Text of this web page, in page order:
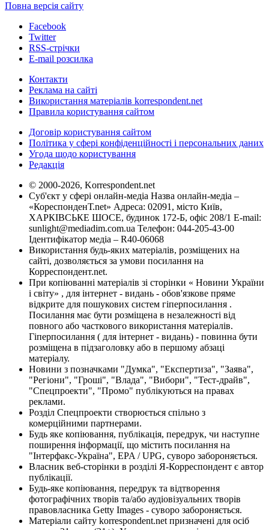
Повна версія сайту
Facebook
Twitter
RSS-стрічки
E-mail розсилка
Контакти
Реклама на сайті
Використання матеріалів korrespondent.net
Правила користування сайтом
Договір користування сайтом
Політика у сфері конфіденційності і персональних даних
Угода щодо користування
Редакція
© 2000-2026, Korrespondent.net
Суб'єкт у сфері онлайн-медіа Назва онлайн-медіа –
«КореспонденТ.net» Адреса: 02091, місто Київ,
ХАРКІВСЬКЕ ШОСЕ, будинок 172-Б, офіс 208/1 E-mail:
sunlight@mediadim.com.ua Телефон: 044-205-43-00
Ідентифікатор медіа – R40-06068
Використання будь-яких матеріалів, розміщених на
сайті, дозволяється за умови посилання на
Корреспондент.net.
При копіюванні матеріалів зі сторінки « Новини України
і світу» , для інтернет - видань - обов'язкове пряме
відкрите для пошукових систем гіперпосилання .
Посилання має бути розміщена в незалежності від
повного або часткового використання матеріалів.
Гіперпосилання ( для інтернет - видань) - повинна бути
розміщена в підзаголовку або в першому абзаці
матеріалу.
Новини з позначками "Думка", "Експертиза", "Заява",
"Регіони", "Гроші", "Влада", "Вибори", "Тест-драйв",
"Спецпроекти", "Промо" публікуються на правах
реклами.
Розділ Спецпроекти створюється спільно з
комерційними партнерами.
Будь яке копіювання, публікація, передрук, чи наступне
поширення інформації, що містить посилання на
"Інтерфакс-Україна", EPA / UPG, суворо забороняється.
Власник веб-сторінки в розділі Я-Корреспондент є автор
публікації.
Будь-яке копіювання, передрук та відтворення
фотографічних творів та/або аудіовізуальних творів
правовласника Getty Images - суворо забороняється.
Матеріали сайту korrespondent.net призначені для осіб